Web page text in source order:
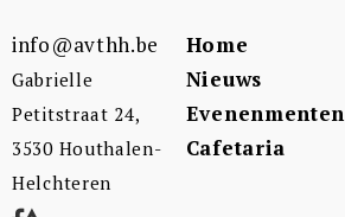
info@avthh.be
Gabrielle
Petitstraat 24,
3530 Houthalen-
Helchteren
Home
Nieuws
Evenenmenten
Cafetaria